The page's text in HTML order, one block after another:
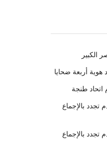
الكبير
اتحاد طنجة
تجدد بالإجماع
تجدد بالإجماع